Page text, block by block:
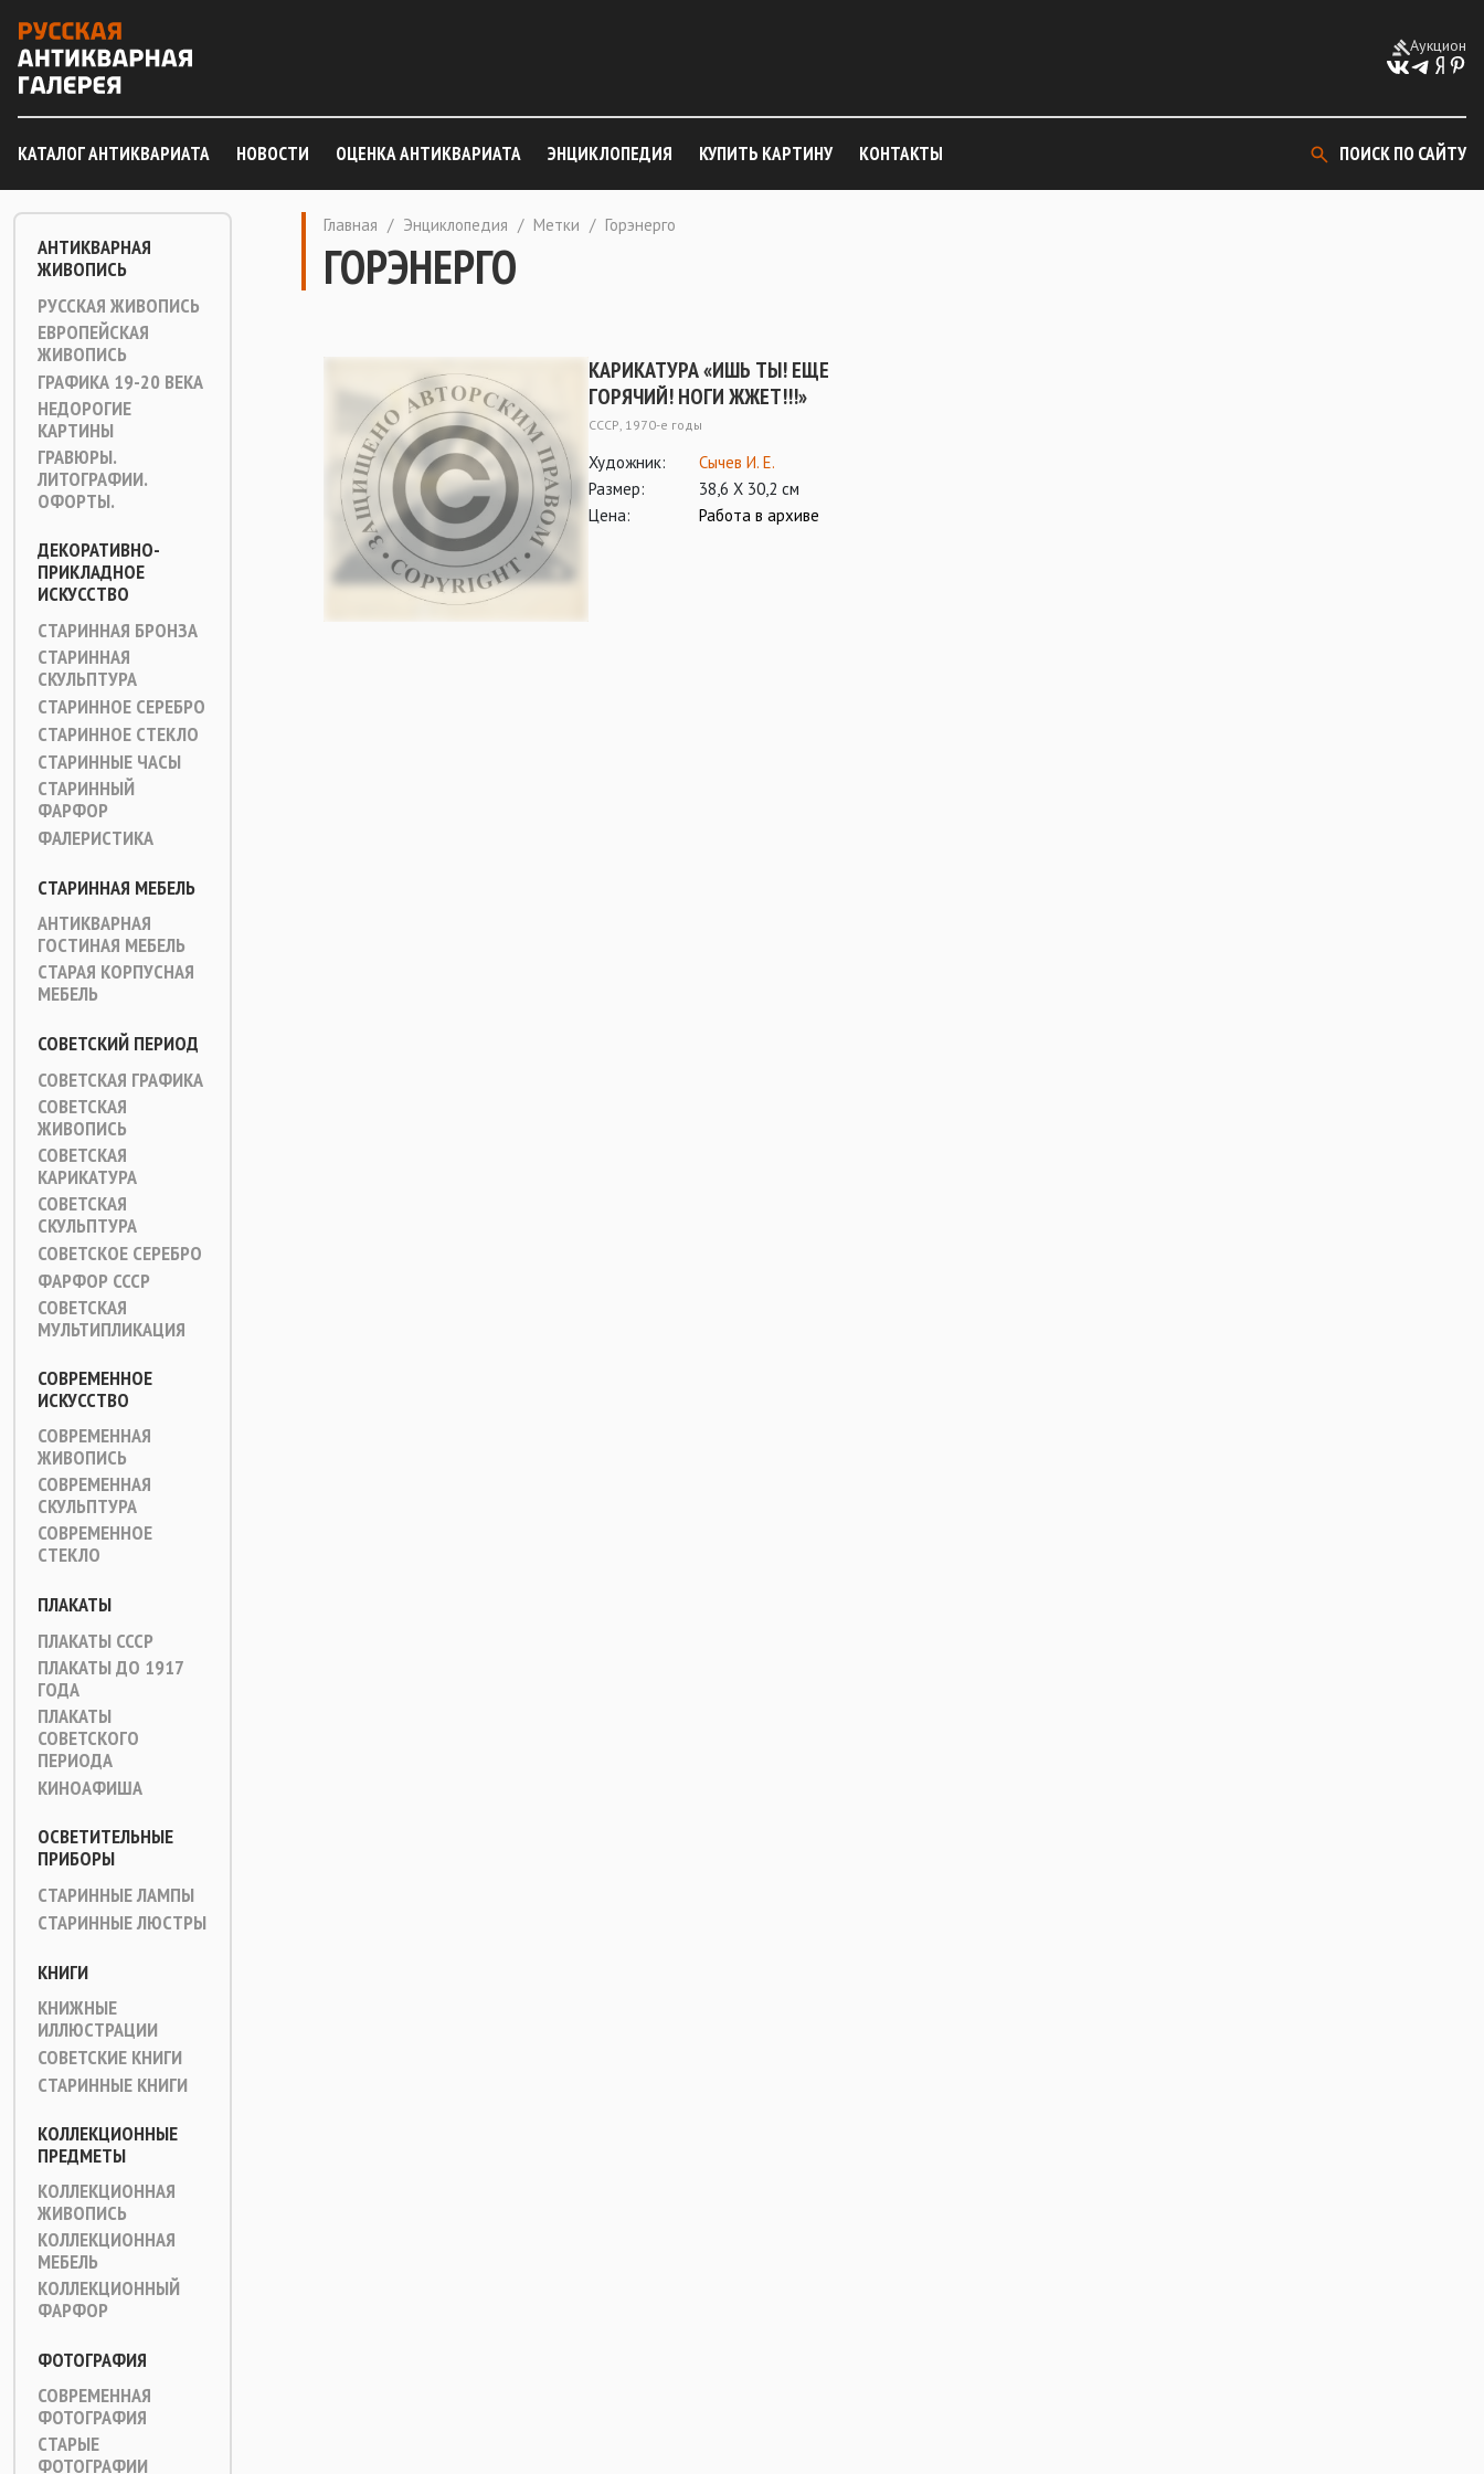
Аукцион
КАТАЛОГ АНТИКВАРИАТА НОВОСТИ ОЦЕНКА АНТИКВАРИАТА ЭНЦИКЛОПЕДИЯ КУПИТЬ КАРТИНУ КОНТАКТЫ ПОИСК ПО САЙТУ
АНТИКВАРНАЯ
ЖИВОПИСЬ
РУССКАЯ ЖИВОПИСЬ
ЕВРОПЕЙСКАЯ
ЖИВОПИСЬ
ГРАФИКА 19-20 ВЕКА
НЕДОРОГИЕ
КАРТИНЫ
ГРАВЮРЫ.
ЛИТОГРАФИИ.
ОФОРТЫ.
ДЕКОРАТИВНО-
ПРИКЛАДНОЕ
ИСКУССТВО
СТАРИННАЯ БРОНЗА
СТАРИННАЯ
СКУЛЬПТУРА
СТАРИННОЕ СЕРЕБРО
СТАРИННОЕ СТЕКЛО
СТАРИННЫЕ ЧАСЫ
СТАРИННЫЙ
ФАРФОР
ФАЛЕРИСТИКА
СТАРИННАЯ МЕБЕЛЬ
АНТИКВАРНАЯ
ГОСТИНАЯ МЕБЕЛЬ
СТАРАЯ КОРПУСНАЯ
МЕБЕЛЬ
СОВЕТСКИЙ ПЕРИОД
СОВЕТСКАЯ ГРАФИКА
СОВЕТСКАЯ
ЖИВОПИСЬ
СОВЕТСКАЯ
КАРИКАТУРА
СОВЕТСКАЯ
СКУЛЬПТУРА
СОВЕТСКОЕ СЕРЕБРО
ФАРФОР СССР
СОВЕТСКАЯ
МУЛЬТИПЛИКАЦИЯ
СОВРЕМЕННОЕ
ИСКУССТВО
СОВРЕМЕННАЯ
ЖИВОПИСЬ
СОВРЕМЕННАЯ
СКУЛЬПТУРА
СОВРЕМЕННОЕ
СТЕКЛО
ПЛАКАТЫ
ПЛАКАТЫ СССР
ПЛАКАТЫ ДО 1917
ГОДА
ПЛАКАТЫ
СОВЕТСКОГО
ПЕРИОДА
КИНОАФИША
ОСВЕТИТЕЛЬНЫЕ
ПРИБОРЫ
СТАРИННЫЕ ЛАМПЫ
СТАРИННЫЕ ЛЮСТРЫ
КНИГИ
КНИЖНЫЕ
ИЛЛЮСТРАЦИИ
СОВЕТСКИЕ КНИГИ
СТАРИННЫЕ КНИГИ
КОЛЛЕКЦИОННЫЕ
ПРЕДМЕТЫ
КОЛЛЕКЦИОННАЯ
ЖИВОПИСЬ
КОЛЛЕКЦИОННАЯ
МЕБЕЛЬ
КОЛЛЕКЦИОННЫЙ
ФАРФОР
ФОТОГРАФИЯ
СОВРЕМЕННАЯ
ФОТОГРАФИЯ
СТАРЫЕ
ФОТОГРАФИИ
Главная / Энциклопедия / Метки / Горэнерго
ГОРЭНЕРГО
КАРИКАТУРА «ИШЬ ТЫ! ЕЩЕ
ГОРЯЧИЙ! НОГИ ЖЖЕТ!!!»
СССР, 1970-е годы
Художник:
Сычев И. Е.
Размер:
38,6 Х 30,2 см
Цена:
Работа в архиве